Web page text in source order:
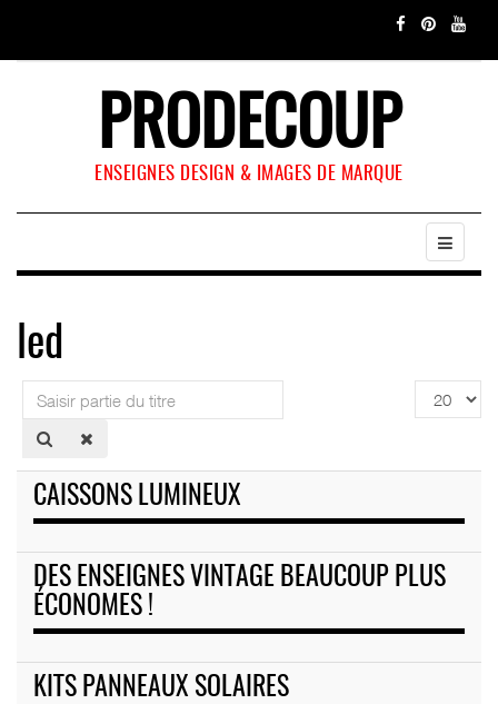
PRODECOUP
ENSEIGNES DESIGN & IMAGES DE MARQUE
led
Saisir
partie
du
Affichage
#
CAISSONS LUMINEUX
DES ENSEIGNES VINTAGE BEAUCOUP PLUS
ÉCONOMES !
KITS PANNEAUX SOLAIRES